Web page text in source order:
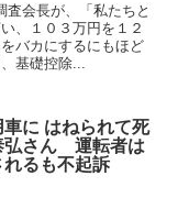
会長が、「私たちと
、１０３万円を１２
バカにするにもほど
基礎控除...
に はねられて死
弘さん 運転者は
るも不起訴